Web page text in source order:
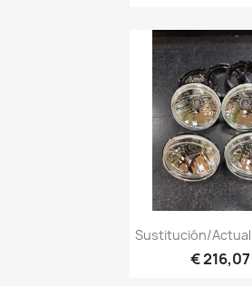
Vista
Sustitución/
€ 216,07